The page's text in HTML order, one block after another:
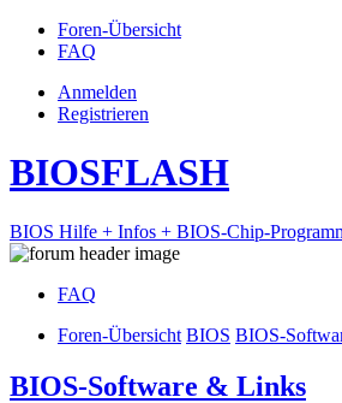
Foren-Übersicht
FAQ
Anmelden
Registrieren
BIOSFLASH
BIOS Hilfe + Infos + BIOS-Chip-
FAQ
Foren-Übersicht BIOS BIOS-
BIOS-Software & Links